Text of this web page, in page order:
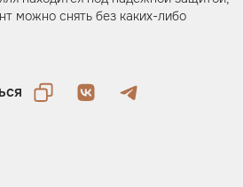
можно снять без каких-либо